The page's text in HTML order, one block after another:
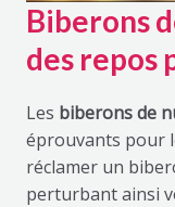
Biberons
des repos
Les biberons de
éprouvants pour
réclamer un
perturbant ainsi